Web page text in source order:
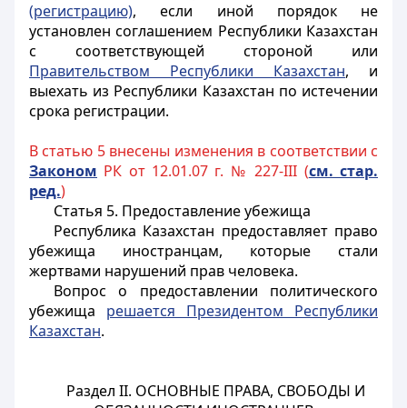
(регистрацию), если иной порядок не
установлен соглашением Республики Казахстан
с соответствующей стороной или
Правительством Республики Казахстан, и
выехать из Республики Казахстан по истечении
срока регистрации.
В статью 5 внесены изменения в соответствии с
Законом РК от 12.01.07 г. № 227-III (см. стар.
ред.)
Статья 5. Предоставление убежища
Республика Казахстан предоставляет право
убежища иностранцам, которые стали
жертвами нарушений прав человека.
Вопрос о предоставлении политического
убежища решается Президентом Республики
Казахстан.
Раздел II. ОСНОВНЫЕ ПРАВА, СВОБОДЫ И